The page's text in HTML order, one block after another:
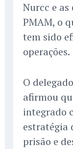
Nurcc e
PMAM, o
tem sido
operações.
O
afirmou
integrado
estratégia
prisão e